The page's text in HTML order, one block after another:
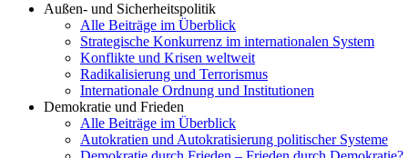
Außen- und Sicherheitspolitik
Alle Beiträge im Überblick
Strategische Konkurrenz im internationalen System
Konflikte und Krisen weltweit
Radikalisierung und Terrorismus
Internationale Ordnung und Institutionen
Demokratie und Frieden
Alle Beiträge im Überblick
Autokratien und Autokratisierung politischer Systeme